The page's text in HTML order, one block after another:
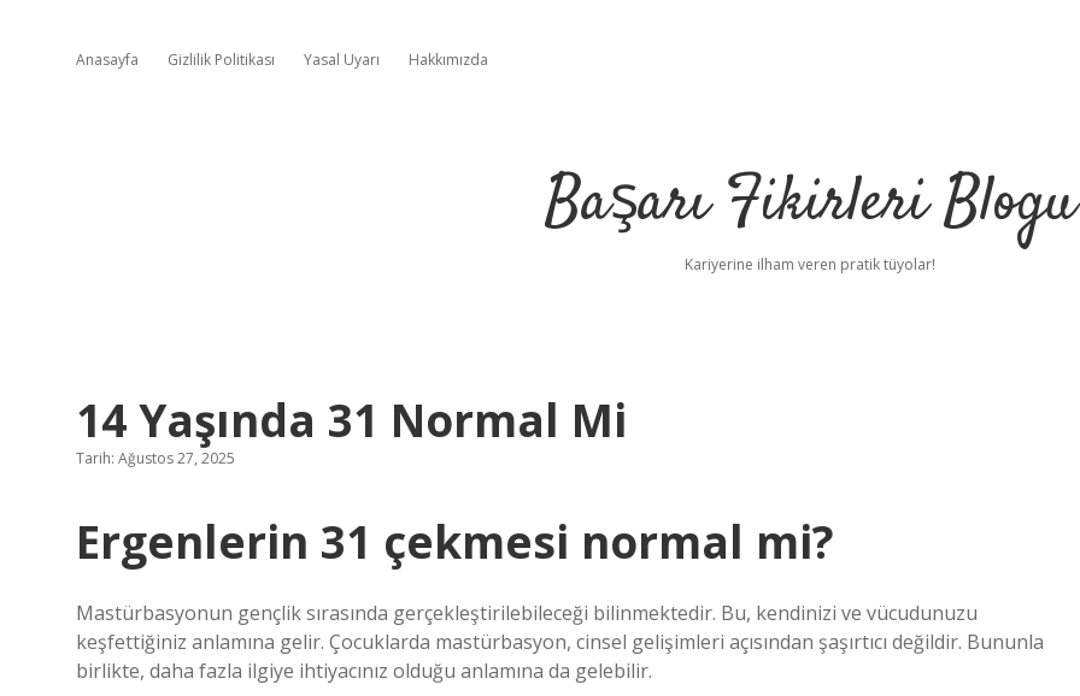
Anasayfa Gizlilik Politikası Yasal Uyarı Hakkımızda
Başarı Fikirleri Blogu
Kariyerine ilham veren pratik tüyolar!
14 Yaşında 31 Normal Mi
Tarih: Ağustos 27, 2025
Ergenlerin 31 çekmesi normal mi?
Mastürbasyonun gençlik sırasında gerçekleştirilebileceği bilinmektedir. Bu, kendinizi ve vücudunuzu
keşfettiğiniz anlamına gelir. Çocuklarda mastürbasyon, cinsel gelişimleri açısından şaşırtıcı değildir. Bununla
birlikte, daha fazla ilgiye ihtiyacınız olduğu anlamına da gelebilir.